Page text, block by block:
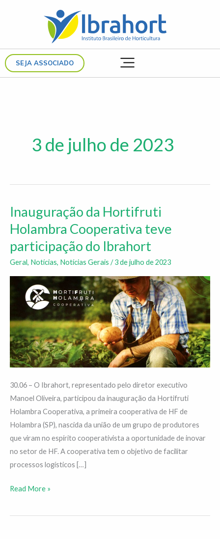
SEJA ASSOCIADO
3 de julho de 2023
Inauguração da Hortifruti
Holambra Cooperativa teve
participação do Ibrahort
Geral, Notícias, Notícias Gerais /3 de julho de 2023
30.06 – O Ibrahort, representado pelo diretor executivo
Manoel Oliveira, participou da inauguração da Hortifruti
Holambra Cooperativa, a primeira cooperativa de HF de
Holambra (SP), nascida da união de um grupo de produtores
que viram no espírito cooperativista a oportunidade de inovar
no setor de HF. A cooperativa tem o objetivo de facilitar
processos logísticos […]
Inauguração
da
Hortifruti
Holambra
Cooperativa
teve
participação
Ibrahort
Read More »